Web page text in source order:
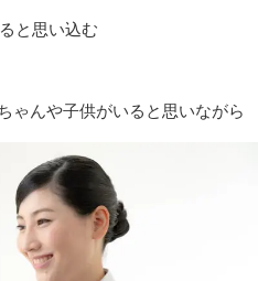
と思い込む
ゃんや子供がいると思いながら